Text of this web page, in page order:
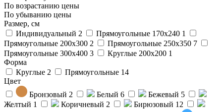
По возрастанию цены
По убыванию цены
Размер, см
Индивидуальный 2 Прямоугольные 170x240 1
Прямоугольные 200x300 2 Прямоугольные 250x350 7
Прямоугольные 300x400 3 Круглые 200x200 1
Форма
Круглые 2 Прямоугольные 14
Цвет
Бронзовый 2 Белый 6 Бежевый 5
Желтый 1 Коричневый 2 Бирюзовый 12